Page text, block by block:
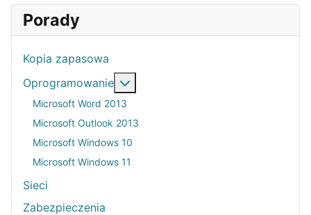
Porady
Kopia zapasowa
Oprogramowanie
Microsoft Word 2013
Microsoft Outlook 2013
Microsoft Windows 10
Microsoft Windows 11
Sieci
Zabezpieczenia